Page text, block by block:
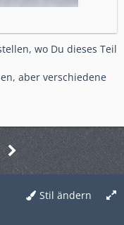
wo Du dieses Teil
aber verschiedene
Stil ändern